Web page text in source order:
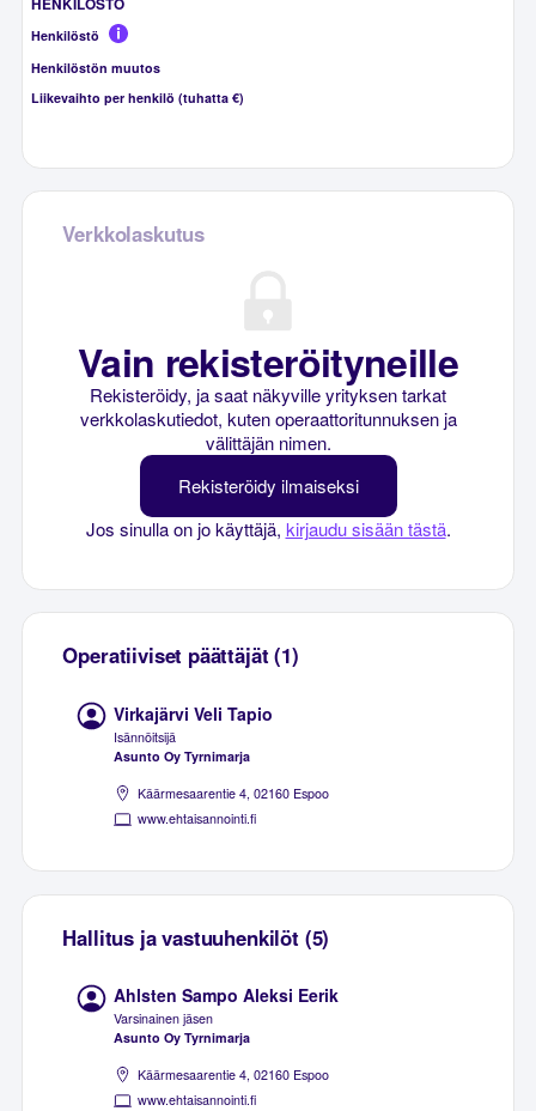
HENKILÖSTÖ
Henkilöstö
Henkilöstön muutos
Liikevaihto per henkilö (tuhatta €)
Verkkolaskutus
Vain rekisteröityneille
Rekisteröidy, ja saat näkyville yrityksen tarkat
verkkolaskutiedot, kuten operaattoritunnuksen ja
välittäjän nimen.
Rekisteröidy ilmaiseksi
Jos sinulla on jo käyttäjä, kirjaudu sisään tästä.
Operatiiviset päättäjät (1)
Virkajärvi Veli Tapio
Isännöitsijä
Asunto Oy Tyrnimarja
Käärmesaarentie 4, 02160 Espoo
www.ehtaisannointi.fi
Hallitus ja vastuuhenkilöt (5)
Ahlsten Sampo Aleksi Eerik
Varsinainen jäsen
Asunto Oy Tyrnimarja
Käärmesaarentie 4, 02160 Espoo
www.ehtaisannointi.fi